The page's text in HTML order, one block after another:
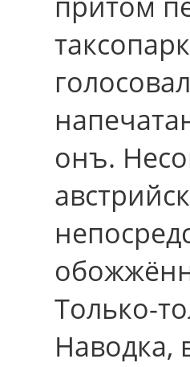
онъ.
Только-
Наводка,